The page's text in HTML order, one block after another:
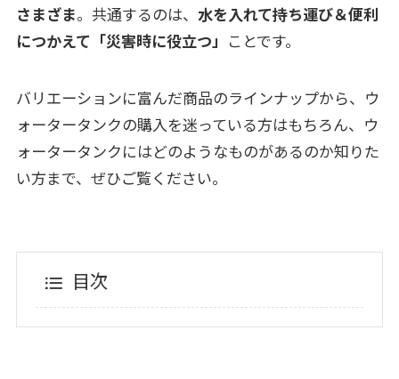
さまざま。共通するのは、 水を入れて持ち運び＆便利
につかえて「災害時に役立つ」 ことです。
バリエーションに富んだ商品のラインナップから、ウ
ォータータンクの購入を迷っている方はもちろん、ウ
ォータータンクにはどのようなものがあるのか知りた
い方まで、ぜひご覧ください。
目次